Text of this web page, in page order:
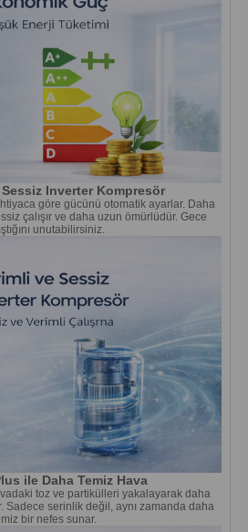
Inverter Kompresör
göre gücünü otomatik ayarlar. Daha
çalışır ve daha uzun ömürlüdür. Gece
unutabilirsiniz.
ile Daha Temiz Hava
toz ve partikülleri yakalayarak daha
Sadece serinlik değil, aynı zamanda daha
bir nefes sunar.